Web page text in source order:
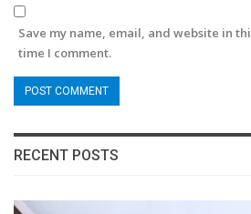
Save my name, email, and website in
time I comment.
RECENT POSTS